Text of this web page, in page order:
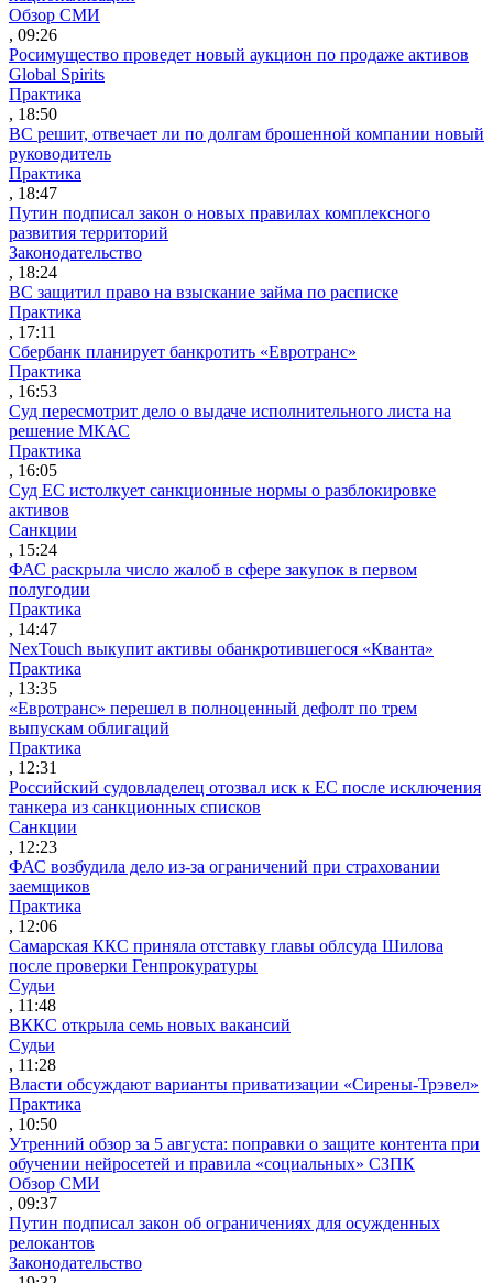
Обзор СМИ
, 09:26
Росимущество проведет новый аукцион по продаже активов
Global Spirits
Практика
, 18:50
ВС решит, отвечает ли по долгам брошенной компании новый
руководитель
Практика
, 18:47
Путин подписал закон о новых правилах комплексного
развития территорий
Законодательство
, 18:24
ВС защитил право на взыскание займа по расписке
Практика
, 17:11
Сбербанк планирует банкротить «Евротранс»
Практика
, 16:53
Суд пересмотрит дело о выдаче исполнительного листа на
решение МКАС
Практика
, 16:05
Суд ЕС истолкует санкционные нормы о разблокировке
активов
Санкции
, 15:24
ФАС раскрыла число жалоб в сфере закупок в первом
полугодии
Практика
, 14:47
NexTouch выкупит активы обанкротившегося «Кванта»
Практика
, 13:35
«Евротранс» перешел в полноценный дефолт по трем
выпускам облигаций
Практика
, 12:31
Российский судовладелец отозвал иск к ЕС после исключения
танкера из санкционных списков
Санкции
, 12:23
ФАС возбудила дело из-за ограничений при страховании
заемщиков
Практика
, 12:06
Самарская ККС приняла отставку главы облсуда Шилова
после проверки Генпрокуратуры
Судьи
, 11:48
ВККС открыла семь новых вакансий
Судьи
, 11:28
Власти обсуждают варианты приватизации «Сирены-Трэвел»
Практика
, 10:50
Утренний обзор за 5 августа: поправки о защите контента при
обучении нейросетей и правила «социальных» СЗПК
Обзор СМИ
, 09:37
Путин подписал закон об ограничениях для осужденных
релокантов
Законодательство